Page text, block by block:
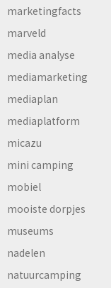
marketingfacts
marveld
media analyse
mediamarketing
mediaplan
mediaplatform
micazu
mini camping
mobiel
mooiste dorpjes
museums
nadelen
natuurcamping